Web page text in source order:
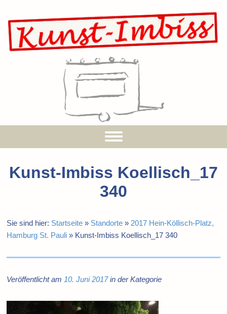
Kunst-Imbiss Koellisch_17
340
Sie sind hier: Startseite » Standorte » 2017 Hein-Köllisch-Platz,
Hamburg St. Pauli » Kunst-Imbiss Koellisch_17 340
Veröffentlicht am 10. Juni 2017in der Kategorie